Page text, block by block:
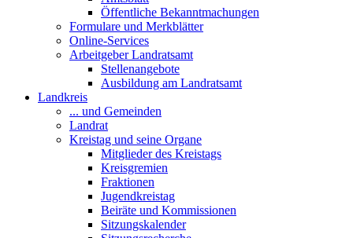
Öffentliche Bekanntmachungen
Formulare und Merkblätter
Online-Services
Arbeitgeber Landratsamt
Stellenangebote
Ausbildung am Landratsamt
Landkreis
... und Gemeinden
Landrat
Kreistag und seine Organe
Mitglieder des Kreistags
Kreisgremien
Fraktionen
Jugendkreistag
Beiräte und Kommissionen
Sitzungskalender